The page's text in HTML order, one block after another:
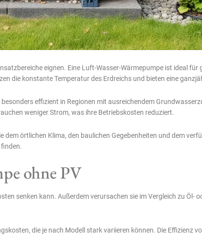
eignen. Eine Luft-Wasser-Wärmepumpe ist ideal für
die konstante Temperatur des Erdreichs und bieten eine
effizient in Regionen mit ausreichendem
weniger Strom, was ihre Betriebskosten reduziert.
örtlichen Klima, den baulichen Gegebenheiten und dem
ohne PV
senken kann. Außerdem verursachen sie im Vergleich zu Öl-
die je nach Modell stark variieren können. Die Effizienz